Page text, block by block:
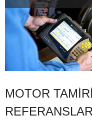
MOTOR